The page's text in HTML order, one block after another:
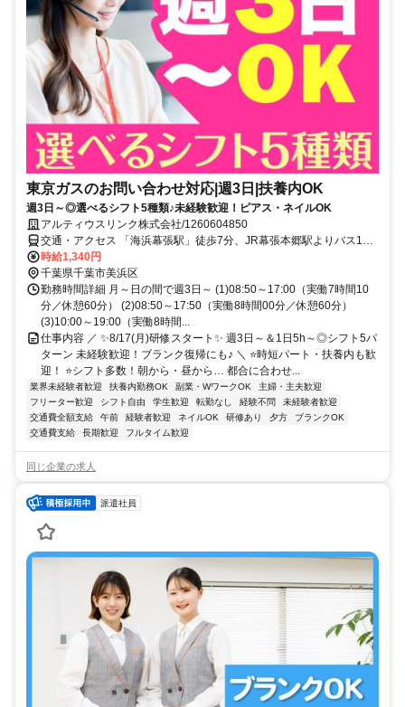
東京ガスのお問い合わせ対応|週3日|扶養内OK
週3日～◎選べるシフト5種類♪未経験歓迎！ピアス・ネイルOK
アルティウスリンク株式会社/1260604850
交通・アクセス 「海浜幕張駅」徒歩7分、JR幕張本郷駅よりバス10
分 ★交通費実費支給※社内規定あり★
時給1,340円
千葉県千葉市美浜区
勤務時間詳細 月～日の間で週3日～ (1)08:50～17:00（実働7時間10
分／休憩60分） (2)08:50～17:50（実働8時間00分／休憩60分）
(3)10:00～19:00（実働8時間...
仕事内容 ／ ✨8/17(月)研修スタート✨ 週3日～＆1日5h～◎シフト5パ
ターン 未経験歓迎！ブランク復帰にも♪ ＼ ⭐時短パート・扶養内も歓
迎！ ⭐シフト多数！朝から・昼から… 都合に合わせ...
業界未経験者歓迎 扶養内勤務OK 副業・WワークOK
主婦・主夫歓迎
フリーター歓迎
シフト自由 学生歓迎 転勤なし 経験不問
未経験者歓迎
交通費全額支給
午前 経験者歓迎 ネイルOK 研修あり 夕方
ブランクOK
交通費支給
長期歓迎 フルタイム歓迎
同じ企業の求人
派遣社員